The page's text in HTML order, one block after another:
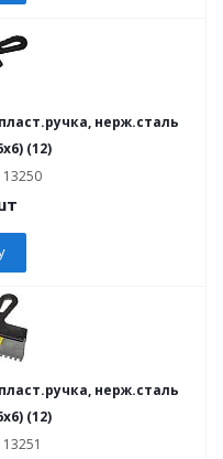
нерж.сталь
(12)
13250
нерж.сталь
(12)